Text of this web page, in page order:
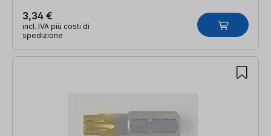
3,34 €
incl. IVA più costi di
spedizione